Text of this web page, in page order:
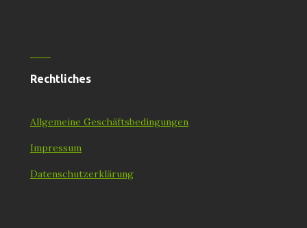
Rechtliches
Allgemeine Geschäftsbedingungen
Impressum
Datenschutzerklärung